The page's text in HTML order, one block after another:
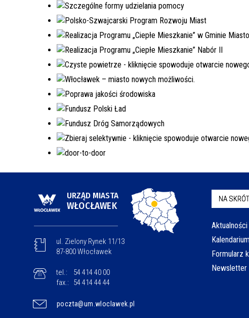
URZĄD MIASTA
WŁOCŁAWEK
ul. Zielony Rynek 11/13
87-800 Włocławek
tel.:
54 414 40 00
fax.:
54 414 44 44
poczta@um.wloclawek.pl
NA
Aktualności
Formularz
Newsletter